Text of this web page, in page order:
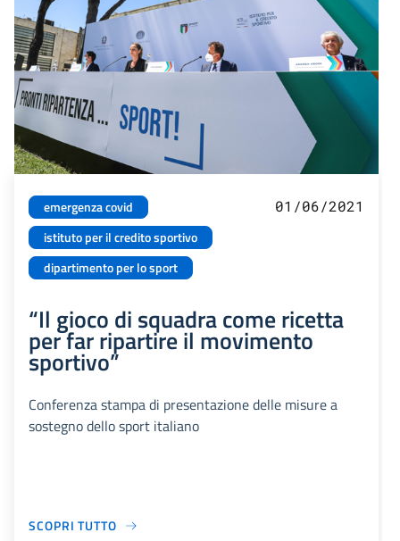
emergenza covid
istituto per il credito sportivo
dipartimento per lo sport
01/06/2021
“Il gioco di squadra come ricetta
per far ripartire il movimento
sportivo”
Conferenza stampa di presentazione delle misure a
sostegno dello sport italiano
SCOPRI TUTTO